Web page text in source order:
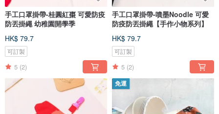
手工口罩掛帶-桂圓紅棗 可愛防疫
防丟掛繩 幼稚園開學季
HK$ 79.7
可訂製
5 (2)
手工口罩掛帶-噴墨Noodle 可愛
防疫防丟掛繩【手作小物系列】
HK$ 79.7
可訂製
5 (2)
免運